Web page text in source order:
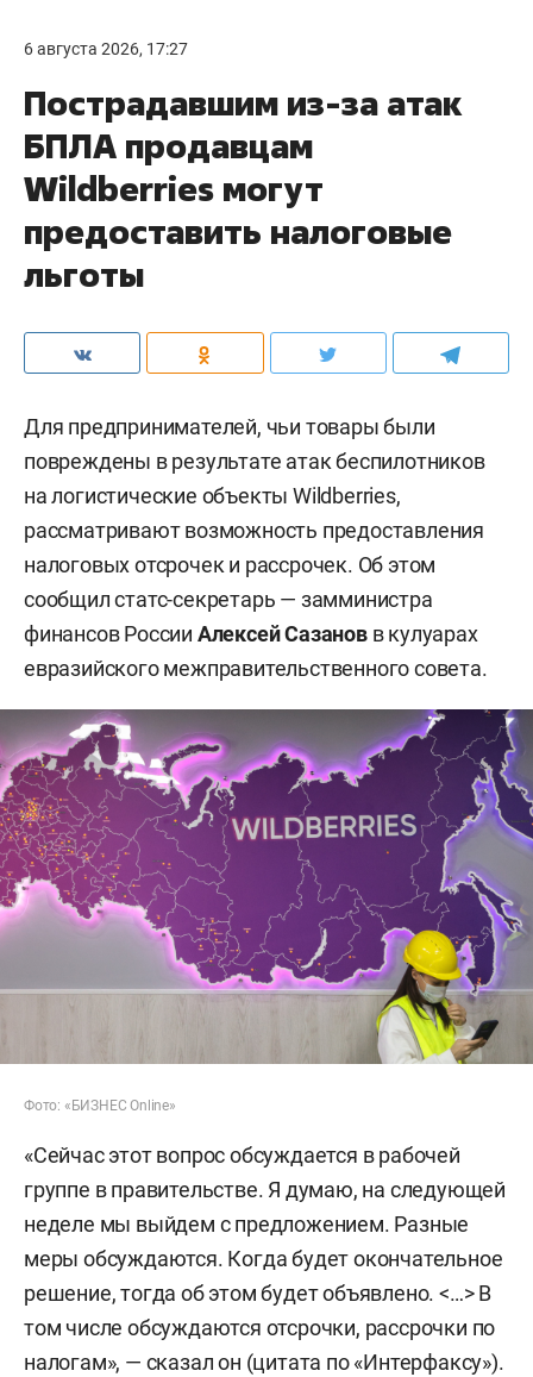
6 августа 2026, 17:27
Пострадавшим из-за атак
БПЛА продавцам
Wildberries могут
предоставить налоговые
льготы
Для предпринимателей, чьи товары были
повреждены в результате атак беспилотников
на логистические объекты Wildberries,
рассматривают возможность предоставления
налоговых отсрочек и рассрочек. Об этом
сообщил статс-секретарь — замминистра
финансов России Алексей Сазановв кулуарах
евразийского межправительственного совета.
Фото: «БИЗНЕС Online»
«Сейчас этот вопрос обсуждается в рабочей
группе в правительстве. Я думаю, на следующей
неделе мы выйдем с предложением. Разные
меры обсуждаются. Когда будет окончательное
решение, тогда об этом будет объявлено. <…> В
том числе обсуждаются отсрочки, рассрочки по
налогам», — сказал он (цитата по «Интерфаксу»).